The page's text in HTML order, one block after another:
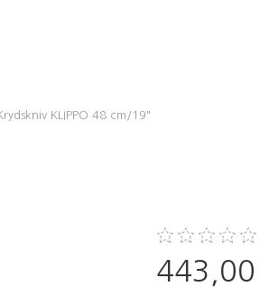
KLIPPO 48 cm/19"